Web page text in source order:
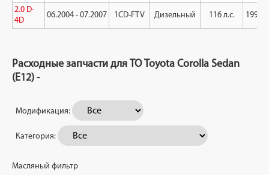
2.0 D-
4D
06.2004 - 07.2007 1CD-FTV Дизельный 116 л.с. 1995
Расходные запчасти для ТО Toyota Corolla Sedan
(E12) -
Модификация:
Категория:
Масляный фильтр